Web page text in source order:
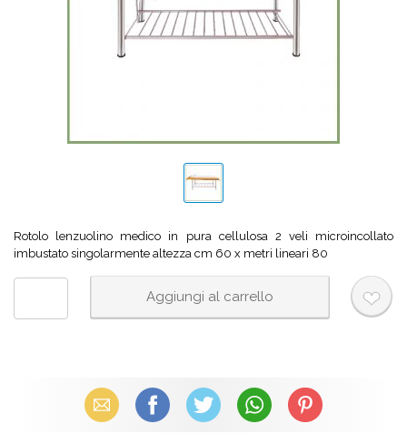
Rotolo lenzuolino medico in pura cellulosa 2 veli microincollato
imbustato singolarmente altezza cm 60 x metri lineari 80
Email Facebook X (Twitter) WhatsAppPinterest